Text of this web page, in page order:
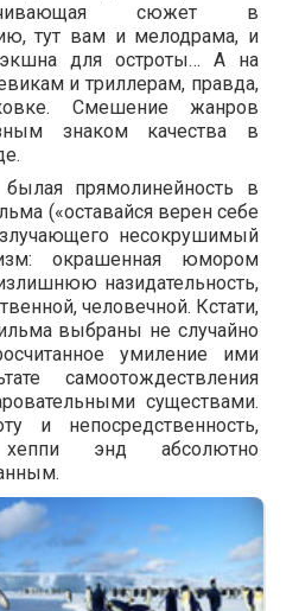
сюжет в
тут вам и мелодрама, и
для остроты… А на
и триллерам, правда,
Смешение жанров
знаком качества в
прямолинейность в
(«оставайся верен себе
несокрушимый
окрашенная юмором
назидательность,
человечной. Кстати,
выбраны не случайно
умиление ими
самоотождествления
существами.
и непосредственность,
энд абсолютно